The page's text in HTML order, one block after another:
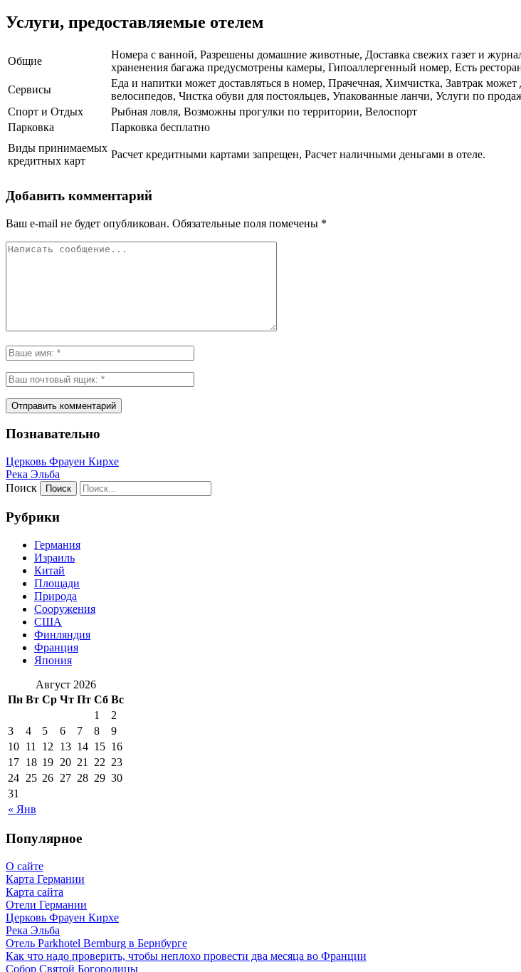
Услуги, предоставляемые отелем
Общие
Номера с ванной, Разрешены домашние животные, Доставка свежих газет и
храненения багажа предусмотрены камеры, Гипоаллергенный номер, Есть
Сервисы
Еда и напитки может доставляться в номер, Прачечная, Химчистка, Завтрак
велосипедов, Чистка обуви для постояльцев, Упакованные ланчи, Услуги по
Спорт и Отдых
Рыбная ловля, Возможны прогулки по территории, Велоспорт
Парковка
Парковка бесплатно
Виды принимаемых
кредитных карт
Расчет кредитными картами запрещен, Расчет наличными деньгами в отеле.
Добавить комментарий
Ваш e-mail не будет опубликован. Обязательные поля помечены *
Познавательно
Церковь Фрауен Кирхе
Река Эльба
Поиск
Рубрики
Германия
Израиль
Китай
Площади
Природа
Сооружения
США
Финляндия
Франция
Япония
Август 2026
Пн Вт Ср Чт Пт Сб Вс
« Янв
1
2
3
4 5 6 7 8
9
10 11 12 13 14 15 16
17 18 19 20 21 22 23
24 25 26 27 28 29 30
31
Популярное
О сайте
Карта Германии
Карта сайта
Отели Германии
Церковь Фрауен Кирхе
Река Эльба
Отель Parkhotel Bernburg в Бернбурге
Как что надо проверить, чтобы неплохо провести два месяца во Франции
Собор Святой Богородицы